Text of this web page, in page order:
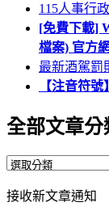
115人事行
[免費下載]
檔案) 官方
最新酒駕罰
【注音符
全部文章分
全
文
接收新文章通知